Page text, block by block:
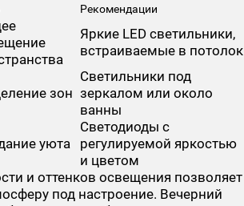
Рекомендации
Яркие LED светильники,
встраиваемые в потолок
зон
Светильники под
зеркалом или около
ванны
уюта
Светодиоды с
регулируемой яркостью
и цветом
и оттенков освещения позволяет
под настроение. Вечерний